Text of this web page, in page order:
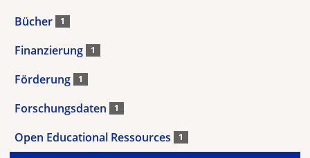
Bücher 1
Finanzierung 1
Förderung 1
Forschungsdaten 1
Open Educational Ressources 1